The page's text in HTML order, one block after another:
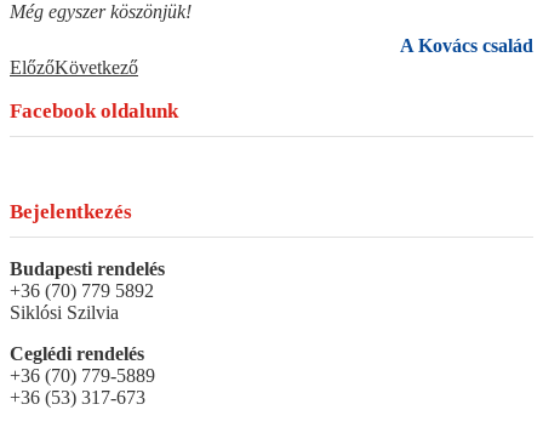
Még egyszer köszönjük!
A Kovács család
ElőzőKövetkező
Facebook oldalunk
Bejelentkezés
Budapesti rendelés
+36 (70) 779 5892
Siklósi Szilvia
Ceglédi rendelés
+36 (70) 779-5889
+36 (53) 317-673